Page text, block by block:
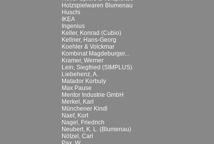
Holzspielwaren Blumenau
Huschi
IKEA
Ingenius
Keller, Konrad (Cubio)
Kellner, Hans-Georg
Koehler & Volckmar
Kombinat Magdeburger...
Kramer, Werner
Lein, Siegfried (SIMPLUS)
Liebehenz, A.
Matador Korbuly
Max Pause
Mentor Industrie GmbH
Merkel, Karl
Münchener Kindl
Naef, Kurt
Nagel, Friedrich
Neubert, K. L. (Blumenau)
Nötzel, Carl